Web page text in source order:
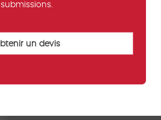
submissions.